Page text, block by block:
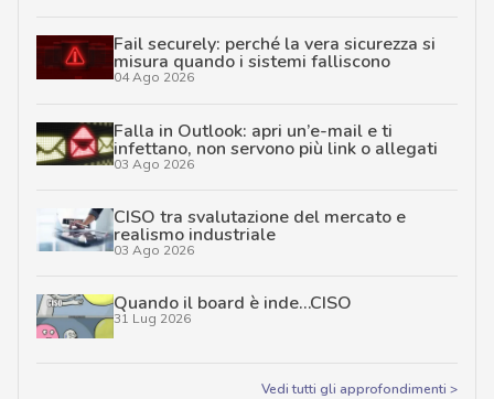
Fail securely: perché la vera sicurezza si
misura quando i sistemi falliscono
04 Ago 2026
Falla in Outlook: apri un’e-mail e ti
infettano, non servono più link o allegati
03 Ago 2026
CISO tra svalutazione del mercato e
realismo industriale
03 Ago 2026
Quando il board è inde…CISO
31 Lug 2026
Vedi tutti gli approfondimenti >